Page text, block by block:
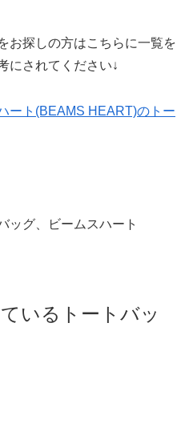
お探しの方はこちらに一覧を
にされてください↓
ート(BEAMS HEART)のトー
ッグ、ビームスハート
いるトートバッ